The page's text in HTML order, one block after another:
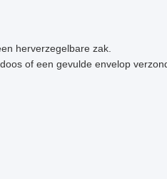
herverzegelbare zak.
of een gevulde envelop